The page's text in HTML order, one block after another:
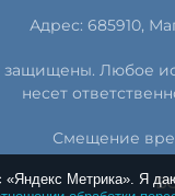
Адрес: 685910,
Любое
несет
Смещение
«Яндекс Метрика». Я